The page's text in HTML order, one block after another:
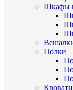
Шкафы
Полки
Кровати